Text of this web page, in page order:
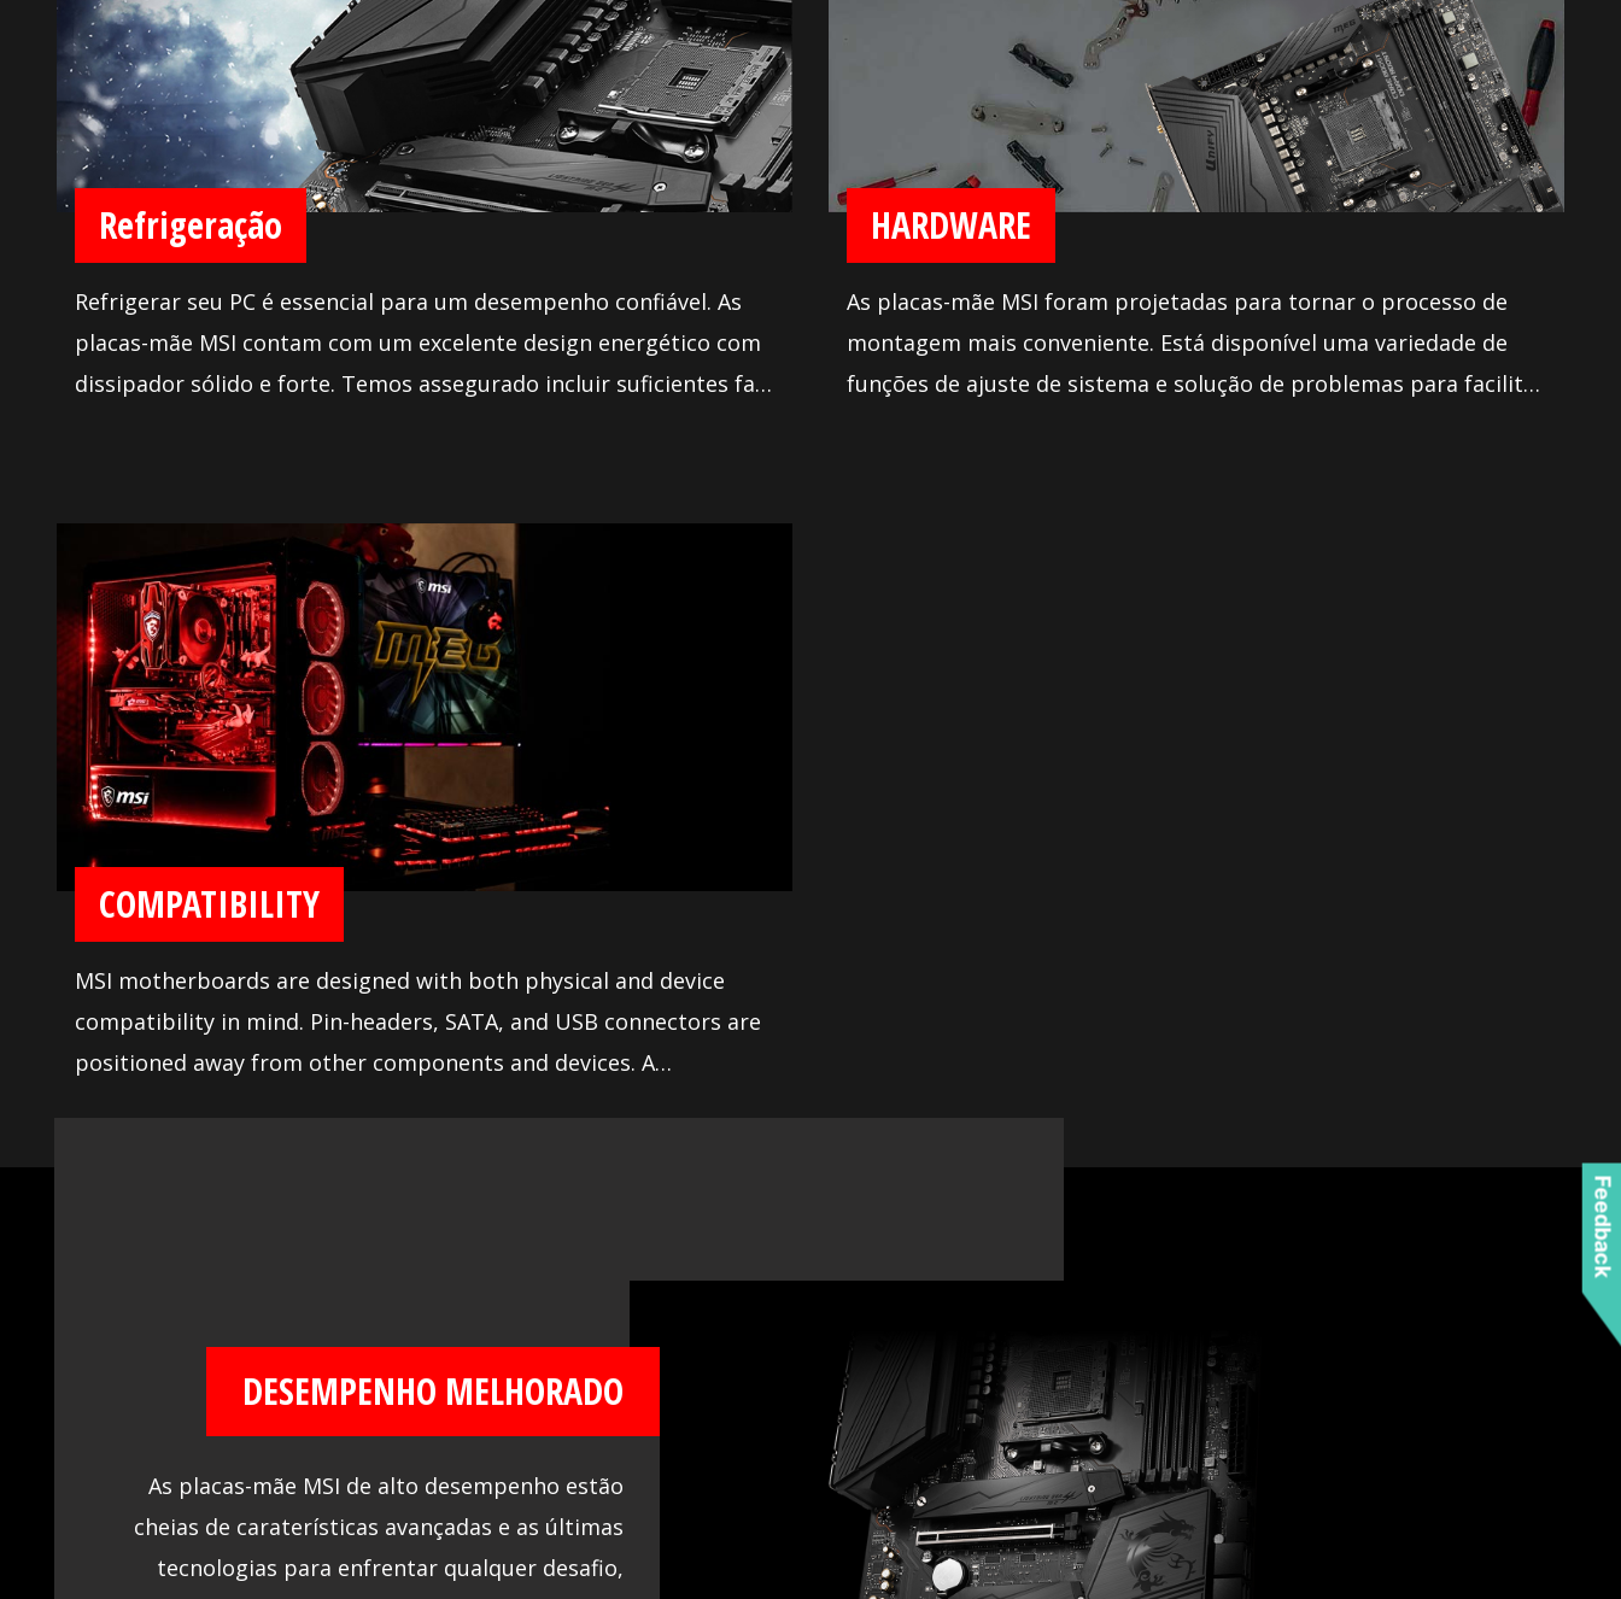
Refrigeração
Refrigerar seu PC é essencial para um desempenho confiável. As
placas-mãe MSI contam com um excelente design energético com
dissipador sólido e forte. Temos assegurado incluir suficientes fan
HARDWARE
As placas-mãe MSI foram projetadas para tornar o processo de
montagem mais conveniente. Está disponível uma variedade de
funções de ajuste de sistema e solução de problemas para facilitar
COMPATIBILITY
MSI motherboards are designed with both physical and device
compatibility in mind. Pin-headers, SATA, and USB connectors are
positioned away from other components and devices. A
DESEMPENHO MELHORADO
As placas-mãe MSI de alto desempenho estão
cheias de caraterísticas avançadas e as últimas
tecnologias para enfrentar qualquer desafio,
Feedback